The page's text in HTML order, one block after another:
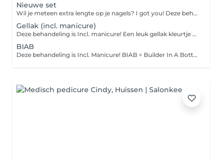
Nieuwe set
Wil je meteen extra lengte op je nagels? I got you! Deze behandeling is incl. Manicure Hier zit geen nail art bij!! Bij deze behandeling gaat het alleen om de basis behandeling en een gel kleurtje. LET OP! als er nog oud product eraf gehaald moet worden dan boek je die behandeling er nog extra bij! dit i.v.m extra tijd <3 Mocht je nog niet weten wat je wilt dan kan je een van de freestyle nailart pakketten toevoegen zo boek je extra tijd en kan je tot een dag van te voren je inspiratie sturen <3
Gellak (incl. manicure)
Deze behandeling is Incl. manicure! Een leuk gellak kleurtje op de natuurlijke nagel LET OP! - geen verlenging - geen biab of hardgel - als er nog product op de nagel zit van een andere salon of mijn BIAB of gel is het noodzakelijk oud product verwijderen erbij te boeken
BIAB
Deze behandeling is Incl. Manicure! BIAB = Builder In A Bottle Bij deze behandeling doen we een flexibele gel op de natuurlijke nagel. Hierbij wordt de nagel niet verlengt LET OP! Heb je nog oud product op van een andere salon? boek dan oud product verwijderen erbij! BeauNails werkt niet op product van andere salons